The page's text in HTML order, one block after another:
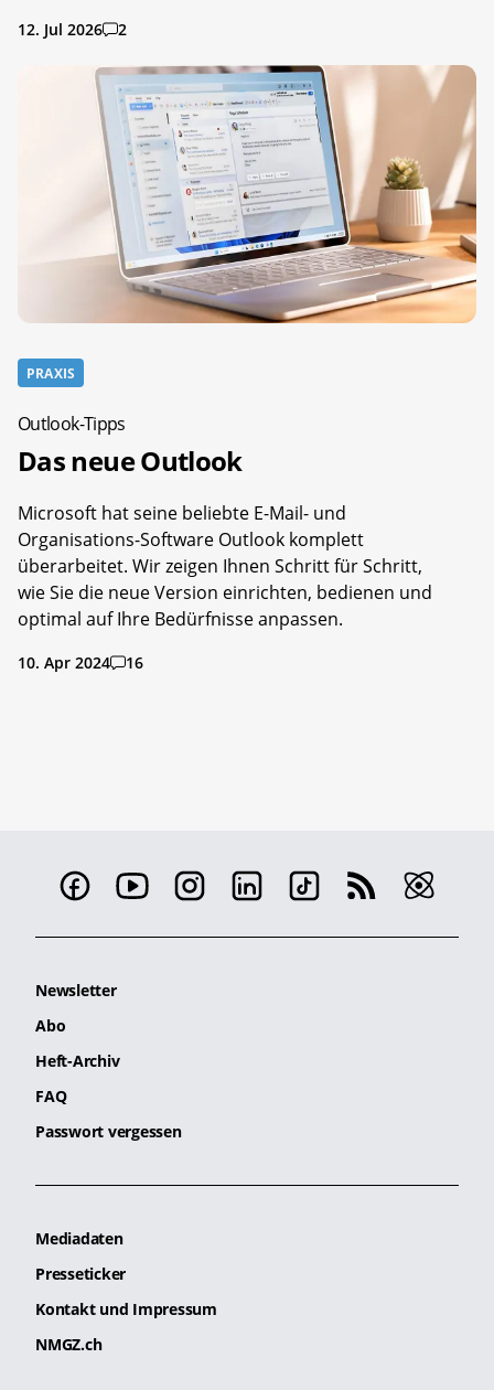
12. Jul 2026 2
PRAXIS
Outlook-Tipps
Das neue Outlook
Microsoft hat seine beliebte E-Mail- und
Organisations-Software Outlook komplett
überarbeitet. Wir zeigen Ihnen Schritt für Schritt,
wie Sie die neue Version einrichten, bedienen und
optimal auf Ihre Bedürfnisse anpassen.
10. Apr 2024 16
Newsletter
Abo
Heft-Archiv
FAQ
Passwort vergessen
Mediadaten
Presseticker
Kontakt und Impressum
NMGZ.ch